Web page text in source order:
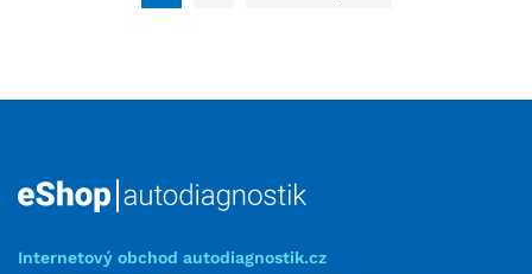
Internetový obchod autodiagnostik.cz